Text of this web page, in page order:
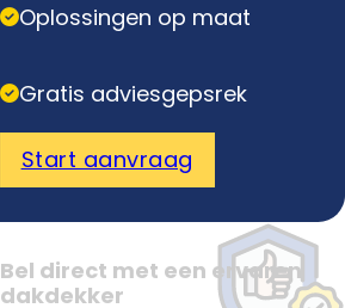
Oplossingen op maat
Gratis adviesgepsrek
Start aanvraag
Bel direct met een ervaren
dakdekker